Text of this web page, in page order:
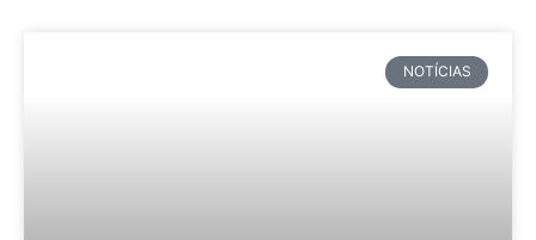
NOTÍCIAS